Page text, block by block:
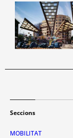
Seccions
MOBILITAT